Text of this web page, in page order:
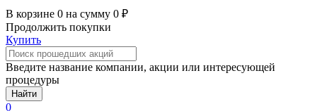
В корзине 0 на сумму 0 ₽
Продолжить покупки
Купить
Введите название компании, акции или интересующей
процедуры
Найти
0